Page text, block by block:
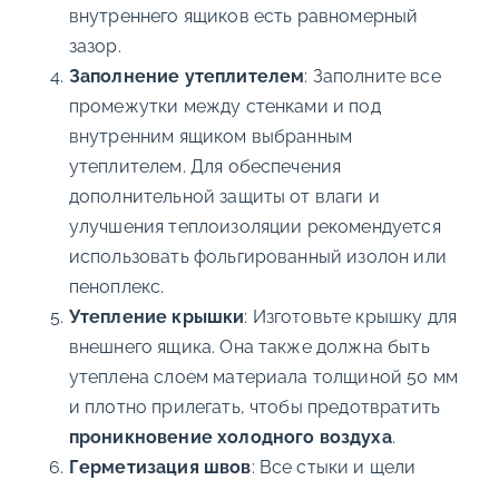
внутреннего ящиков есть равномерный
зазор.
Заполнение утеплителем: Заполните все
промежутки между стенками и под
внутренним ящиком выбранным
утеплителем. Для обеспечения
дополнительной защиты от влаги и
улучшения теплоизоляции рекомендуется
использовать фольгированный изолон или
пеноплекс.
Утепление крышки: Изготовьте крышку для
внешнего ящика. Она также должна быть
утеплена слоем материала толщиной 50 мм
и плотно прилегать, чтобы предотвратить
проникновение холодного воздуха.
Герметизация швов: Все стыки и щели